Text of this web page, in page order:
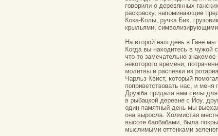
говорили о деревянных
раскраску, напоминающие
Кока-Колы, ручка Бик,
крыльями,
На второй наш день в Гане мы
Когда вы находитесь в чужой
что-то замечательно
некоторого времени,
молитвы и распевки из
Чарльз Квист, который
поприветствовать нас, и меня
Дружба придала нам силы
в рыбацкой деревне с Йоу,
один памятный день мы
она выросла. Холмистая
высоте баобабами, была
мыслимыми оттенками